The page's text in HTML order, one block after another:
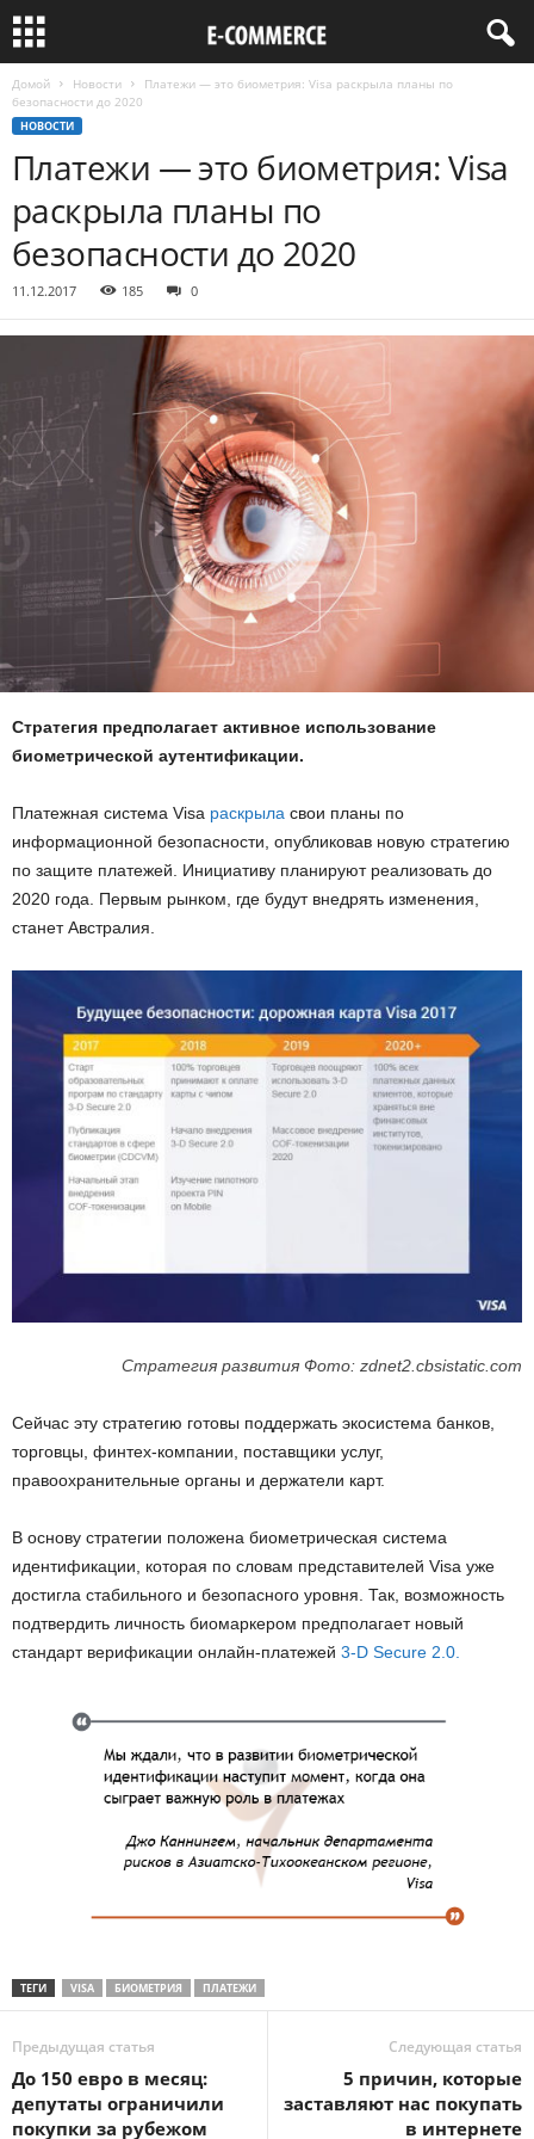
Домой Новости
Платежи — это биометрия: Visa раскрыла планы по
безопасности до 2020
НОВОСТИ
Платежи — это биометрия: Visa
раскрыла планы по
безопасности до 2020
11.12.2017 185 0
Стратегия предполагает активное использование
биометрической аутентификации.
Платежная система Visa раскрыла свои планы по
информационной безопасности, опубликовав новую стратегию
по защите платежей. Инициативу планируют реализовать до
2020 года. Первым рынком, где будут внедрять изменения,
станет Австралия.
Стратегия развития Фото: zdnet2.cbsistatic.com
Сейчас эту стратегию готовы поддержать экосистема банков,
торговцы, финтех-компании, поставщики услуг,
правоохранительные органы и держатели карт.
В основу стратегии положена биометрическая система
идентификации, которая по словам представителей Visa уже
достигла стабильного и безопасного уровня. Так, возможность
подтвердить личность биомаркером предполагает новый
стандарт верификации онлайн-платежей 3-D Secure 2.0.
ТЕГИ VISA БИОМЕТРИЯ ПЛАТЕЖИ
Предыдущая статья
До 150 евро в месяц:
депутаты ограничили
покупки за рубежом
Следующая статья
5 причин, которые
заставляют нас покупать
в интернете